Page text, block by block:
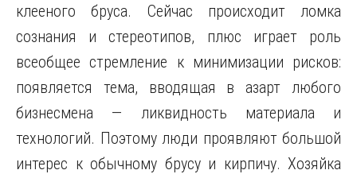
клееного бруса. Сейчас происходит ломка
сознания и стереотипов, плюс играет роль
всеобщее стремление к минимизации рисков:
появляется тема, вводящая в азарт любого
бизнесмена — ликвидность материала и
технологий. Поэтому люди проявляют большой
интерес к обычному брусу и кирпичу. Хозяйка